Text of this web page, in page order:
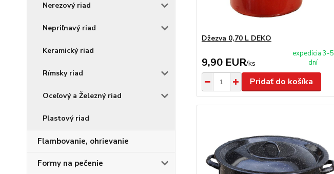
Nerezový riad
Nepriľnavý riad
Keramický riad
Rímsky riad
Oceľový a Železný riad
Plastový riad
Flambovanie, ohrievanie
Formy na pečenie
Džezva 0,70 L DEKO
9,90 EUR/ks
expedícia 3-5
dní
Pridať do košíka